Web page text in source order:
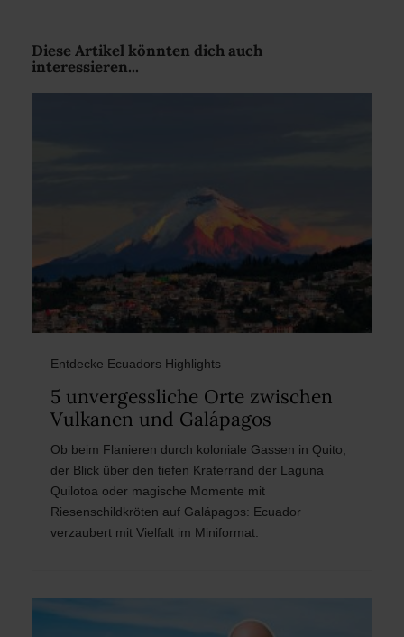
Diese Artikel könnten dich auch
interessieren...
Entdecke Ecuadors Highlights
5 unvergessliche Orte zwischen
Vulkanen und Galápagos
Ob beim Flanieren durch koloniale Gassen in Quito,
der Blick über den tiefen Kraterrand der Laguna
Quilotoa oder magische Momente mit
Riesenschildkröten auf Galápagos: Ecuador
verzaubert mit Vielfalt im Miniformat.